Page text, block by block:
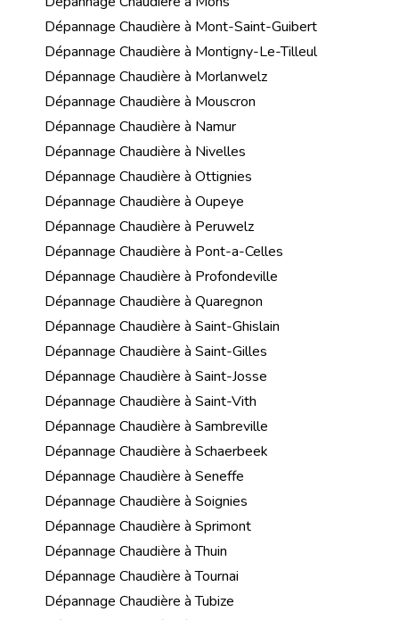
Dépannage Chaudière à Mont-Saint-Guibert
Dépannage Chaudière à Montigny-Le-Tilleul
Dépannage Chaudière à Morlanwelz
Dépannage Chaudière à Mouscron
Dépannage Chaudière à Namur
Dépannage Chaudière à Nivelles
Dépannage Chaudière à Ottignies
Dépannage Chaudière à Oupeye
Dépannage Chaudière à Peruwelz
Dépannage Chaudière à Pont-a-Celles
Dépannage Chaudière à Profondeville
Dépannage Chaudière à Quaregnon
Dépannage Chaudière à Saint-Ghislain
Dépannage Chaudière à Saint-Gilles
Dépannage Chaudière à Saint-Josse
Dépannage Chaudière à Saint-Vith
Dépannage Chaudière à Sambreville
Dépannage Chaudière à Schaerbeek
Dépannage Chaudière à Seneffe
Dépannage Chaudière à Soignies
Dépannage Chaudière à Sprimont
Dépannage Chaudière à Thuin
Dépannage Chaudière à Tournai
Dépannage Chaudière à Tubize